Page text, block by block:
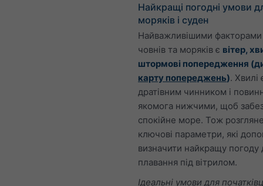
Найкращі погодні умови
моряків і суден
Найважливішими
човнів та моряків є вітер,
штормові попередження
карту попереджень). Хвилі
дратівним чинником і
якомога нижчими, щоб
спокійне море. Тож
ключові параметри, які
визначити найкращу погоду
плавання під вітрилом.
Ідеальні умови для